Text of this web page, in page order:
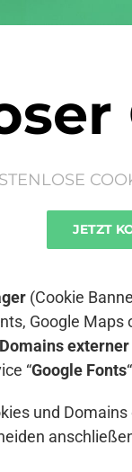
JETZT
(Cookie
Google
Domains
“Google Fonts
und